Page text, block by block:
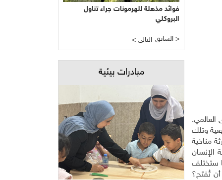
العالمي.
وتلك
مناخية
الإنسان
ستختلف
تُفتح؟
فوائد مذهلة للهرمونات جراء تناول
البروكلي
< التالي السابق >
مبادرات بيئية